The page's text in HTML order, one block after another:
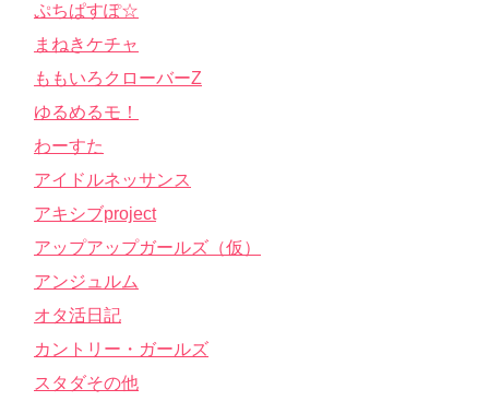
ぷちぱすぽ☆
まねきケチャ
ももいろクローバーZ
ゆるめるモ！
わーすた
アイドルネッサンス
アキシブproject
アップアップガールズ（仮）
アンジュルム
オタ活日記
カントリー・ガールズ
スタダその他